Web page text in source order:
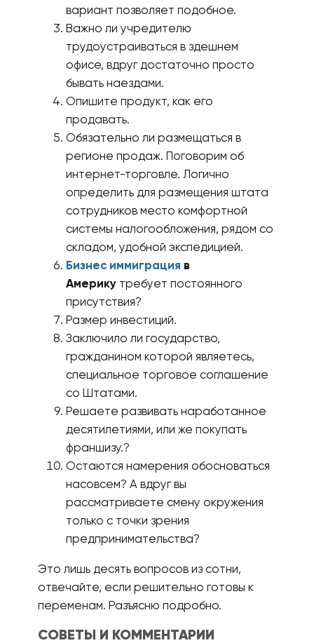
вариант позволяет подобное.
Важно ли учредителю
трудоустраиваться в здешнем
офисе, вдруг достаточно просто
бывать наездами.
Опишите продукт, как его
продавать.
Обязательно ли размещаться в
регионе продаж. Поговорим об
интернет-торговле. Логично
определить для размещения штата
сотрудников место комфортной
системы налогообложения, рядом со
складом, удобной экспедицией.
Бизнес иммиграция в
Америку требует постоянного
присутствия?
Размер инвестиций.
Заключило ли государство,
гражданином которой являетесь,
специальное торговое соглашение
со Штатами.
Решаете развивать наработанное
десятилетиями, или же покупать
франшизу.?
Остаются намерения обосноваться
насовсем? А вдруг вы
рассматриваете смену окружения
только с точки зрения
предпринимательства?
Это лишь десять вопросов из сотни,
отвечайте, если решительно готовы к
переменам. Разъясню подробно.
СОВЕТЫ И КОММЕНТАРИИ